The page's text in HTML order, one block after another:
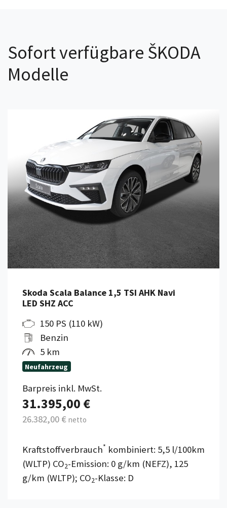
Sofort verfügbare ŠKODA
Modelle
Skoda Scala Balance 1,5 TSI AHK Navi
LED SHZ ACC
150 PS (110 kW)
Benzin
5 km
Neufahrzeug
Barpreis inkl. MwSt.
31.395,00 €
26.382,00 € netto
Kraftstoffverbrauch* kombiniert: 5,5 l/100km
(WLTP) CO2-Emission: 0 g/km (NEFZ), 125
g/km (WLTP); CO2-Klasse: D